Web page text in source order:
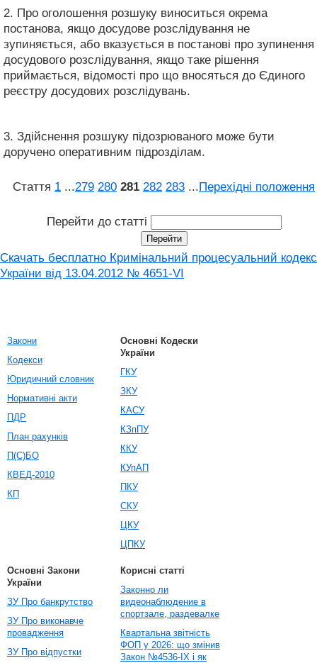
2. Про оголошення розшуку виноситься окрема
постанова, якщо досудове розслідування не
зупиняється, або вказується в постанові про зупинення
досудового розслідування, якщо таке рішення
приймається, відомості про що вносяться до Єдиного
реєстру досудових розслідувань.
3. Здійснення розшуку підозрюваного може бути
доручено оперативним підрозділам.
Стаття 1 ...279 280 281 282 283 ...Перехідні положення
Перейти до статті
Скачать бесплатно Кримінальний процесуальний кодекс
України від 13.04.2012 № 4651-VI
Закони
Кодекси
Юридичний словник
Нормативні акти
ПДР
План рахунків
П(С)БО
КВЕД-2010
КП
Основні Кодески
України
ГКУ
ЗКУ
КАСУ
КЗпПУ
ККУ
КУпАП
ПКУ
СКУ
ЦКУ
ЦПКУ
Основні Закони
України
ЗУ Про банкрутство
ЗУ Про виконавче
провадження
ЗУ Про відпустки
Корисні статті
Законно ли
видеонаблюдение в
спортзале, раздевалке
Квартальна звітність
ФОП у 2026: що змінив
Закон №4536-IX і як